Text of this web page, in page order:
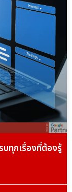
ทุกเรื่องที่ต้องรู้